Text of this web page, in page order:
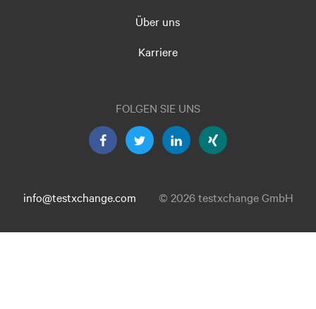
Über uns
Karriere
FOLGEN SIE UNS
info@testxchange.com © 2026 testxchange GmbH